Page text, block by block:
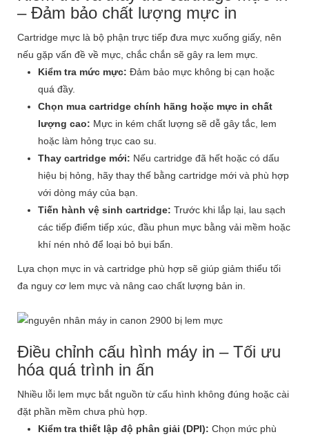
– Đảm bảo chất lượng mực in
Cartridge mực là bộ phận trực tiếp đưa mực xuống giấy, nên
nếu gặp vấn đề về mực, chắc chắn sẽ gây ra lem mực.
Kiểm tra mức mực: Đảm bảo mực không bị cạn hoặc
quá đầy.
Chọn mua cartridge chính hãng hoặc mực in chất
lượng cao: Mực in kém chất lượng sẽ dễ gây tắc, lem
hoặc làm hỏng trục cao su.
Thay cartridge mới: Nếu cartridge đã hết hoặc có dấu
hiệu bị hỏng, hãy thay thế bằng cartridge mới và phù hợp
với dòng máy của bạn.
Tiến hành vệ sinh cartridge: Trước khi lắp lại, lau sạch
các tiếp điểm tiếp xúc, đầu phun mực bằng vải mềm hoặc
khí nén nhỏ để loại bỏ bụi bẩn.
Lựa chọn mực in và cartridge phù hợp sẽ giúp giảm thiểu tối
đa nguy cơ lem mực và nâng cao chất lượng bản in.
Điều chỉnh cấu hình máy in – Tối ưu
hóa quá trình in ấn
Nhiều lỗi lem mực bắt nguồn từ cấu hình không đúng hoặc cài
đặt phần mềm chưa phù hợp.
Kiểm tra thiết lập độ phân giải (DPI): Chọn mức phù